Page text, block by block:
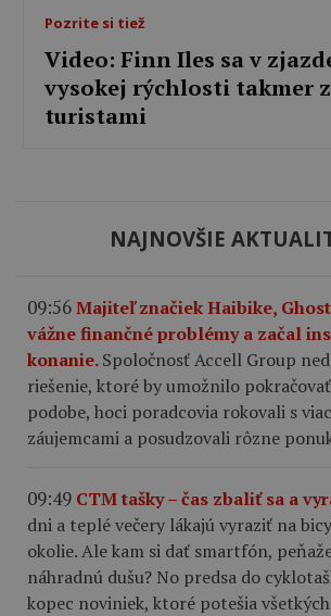
Pozrite si tiež
Video: Finn Iles sa v
vysokej rýchlosti takmer
turistami
NAJNOVŠIE
09:56Majiteľ značiek Haibike,
vážne finančné problémy a začal
konanie.Spoločnosť Accell Group
riešenie, ktoré by umožnilo
podobe, hoci poradcovia rokovali s
záujemcami a posudzovali rôzne
09:49 CTM tašky – čas zbaliť sa a
dni a teplé večery lákajú vyraziť na
okolie. Ale kam si dať smartfón,
náhradnú dušu? No predsa do
kopec noviniek, ktoré potešia